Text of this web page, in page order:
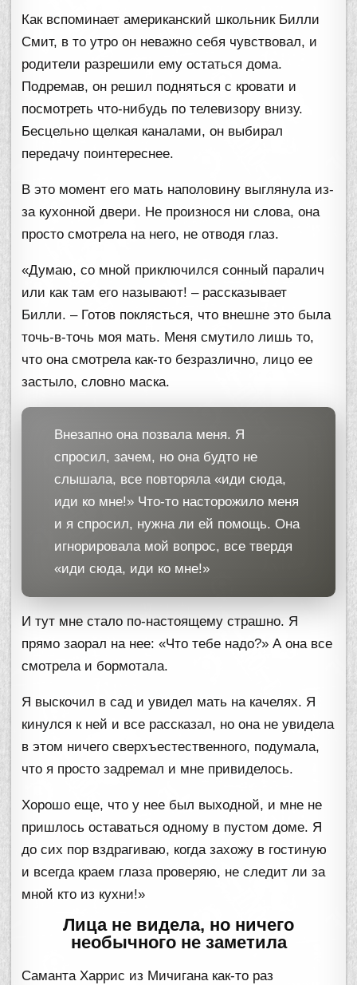
Как вспоминает американский школьник Билли
Смит, в то утро он неважно себя чувствовал, и
родители разрешили ему остаться дома.
Подремав, он решил подняться с кровати и
посмотреть что-нибудь по телевизору внизу.
Бесцельно щелкая каналами, он выбирал
передачу поинтереснее.
В это момент его мать наполовину выглянула из-
за кухонной двери. Не произнося ни слова, она
просто смотрела на него, не отводя глаз.
«Думаю, со мной приключился сонный паралич
или как там его называют! – рассказывает
Билли. – Готов поклясться, что внешне это была
точь-в-точь моя мать. Меня смутило лишь то,
что она смотрела как-то безразлично, лицо ее
застыло, словно маска.
Внезапно она позвала меня. Я
спросил, зачем, но она будто не
слышала, все повторяла «иди сюда,
иди ко мне!» Что-то насторожило меня
и я спросил, нужна ли ей помощь. Она
игнорировала мой вопрос, все твердя
«иди сюда, иди ко мне!»
И тут мне стало по-настоящему страшно. Я
прямо заорал на нее: «Что тебе надо?» А она все
смотрела и бормотала.
Я выскочил в сад и увидел мать на качелях. Я
кинулся к ней и все рассказал, но она не увидела
в этом ничего сверхъестественного, подумала,
что я просто задремал и мне привиделось.
Хорошо еще, что у нее был выходной, и мне не
пришлось оставаться одному в пустом доме. Я
до сих пор вздрагиваю, когда захожу в гостиную
и всегда краем глаза проверяю, не следит ли за
мной кто из кухни!»
Лица не видела, но ничего
необычного не заметила
Саманта Харрис из Мичигана как-то раз